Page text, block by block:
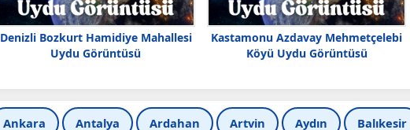
Denizli Bozkurt Hamidiye Mahallesi
Uydu Görüntüsü
Kastamonu Azdavay Mehmetçelebi
Köyü Uydu Görüntüsü
Ankara Antalya Ardahan Artvin Aydın Balıkesir